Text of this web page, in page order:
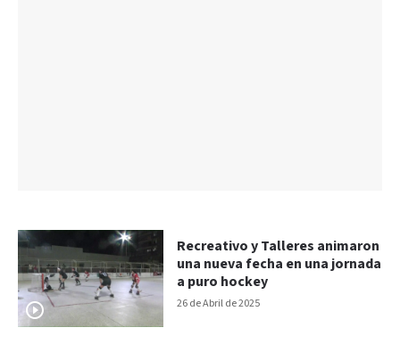
26 de Abril de 2025
Recreativo y Talleres animaron
una nueva fecha en una jornada
a puro hockey